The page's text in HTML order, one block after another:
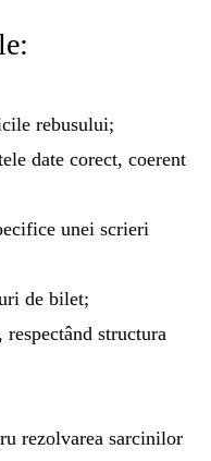
rebusului;
date corect, coerent
unei scrieri
de bilet;
structura
rezolvarea sarcinilor